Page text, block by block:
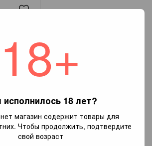
18+
исполнилось 18 лет?
магазин содержит товары для
Чтобы продолжить, подтвердите
свой возраст
белое